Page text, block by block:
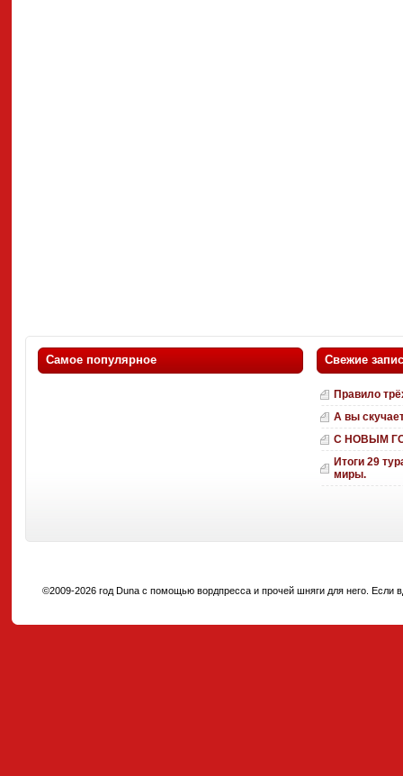
Самое популярное Свежие
Правило
А вы
С НОВЫМ
Итоги 29
миры.
©2009-2026 год Duna с помощью вордпресса и прочей шняги для него. Если